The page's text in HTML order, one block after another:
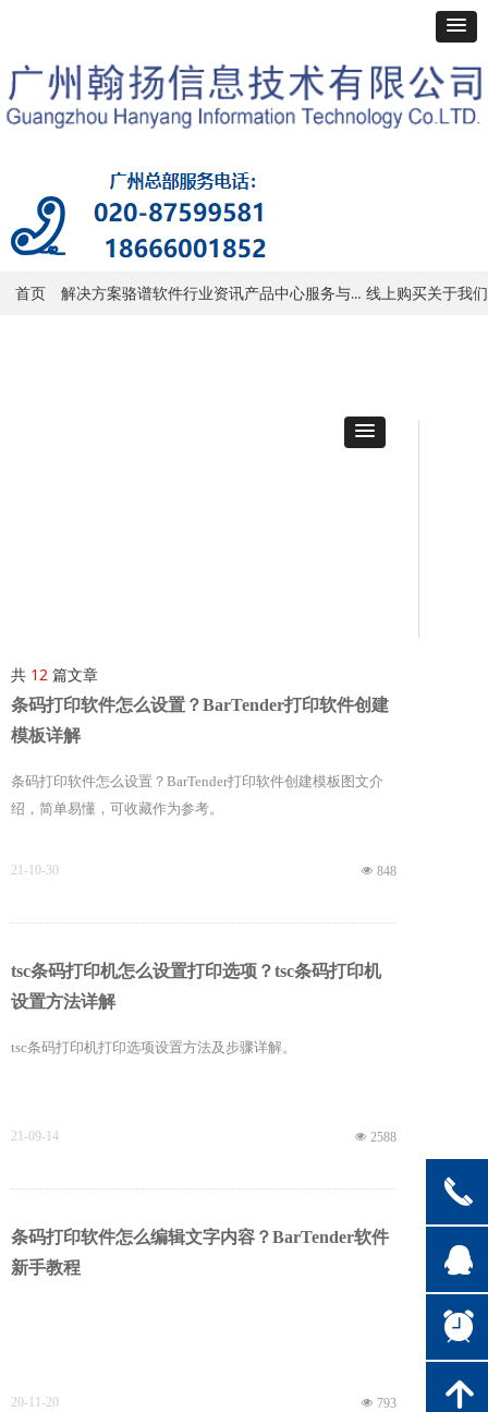
首页 解决方案骆谱软件行业资讯产品中心 服务与支持 线上购买关于我们
共 12 篇文章
条码打印软件怎么设置？BarTender打印软件创建
模板详解
条码打印软件怎么设置？BarTender打印软件创建模板图文介
绍，简单易懂，可收藏作为参考。
넶 848
21-10-30
tsc条码打印机怎么设置打印选项？tsc条码打印机
设置方法详解
tsc条码打印机打印选项设置方法及步骤详解。
넶 2588
21-09-14
条码打印软件怎么编辑文字内容？BarTender软件
新手教程
넶 793
20-11-20
끅
뀩
뀥
녕